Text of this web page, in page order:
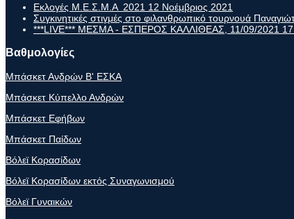
Εκλογές Μ.Ε.Σ.Μ.Α 2021 12 Νοέμβριος 2021
Συγκινητικές στιγμές στο φιλανθρωπικό τουρνουά
***LIVE*** ΜΕΣΜΑ - ΕΣΠΕΡΟΣ ΚΑΛΛΙΘΕΑΣ, 11/09/2021
Βαθμολογίες
Μπάσκετ Ανδρών Β' ΕΣΚΑ
Μπάσκετ Κύπελλο Ανδρών
Μπάσκετ Εφήβων
Μπάσκετ Παίδων
Βόλεϊ Κορασίδων
Βόλεϊ Κορασίδων εκτός Συναγωνισμού
Βόλεϊ Γυναικών